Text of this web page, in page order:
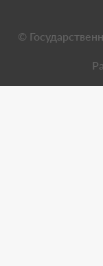
©